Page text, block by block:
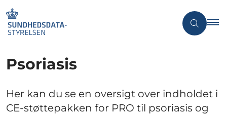
Psoriasis
Her kan du se en oversigt over indholdet i
CE-støttepakken for PRO til psoriasis og